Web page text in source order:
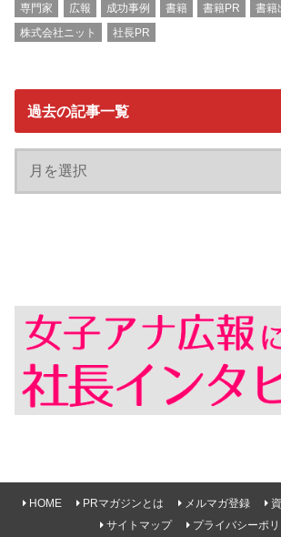
専門家
広報 成功事例 書籍 書籍PR
書籍
株式会社ニット
社長PR
過去の記事一覧
HOME PRマガジンとは メルマガ登録
サイトマップ
プライバシーポ